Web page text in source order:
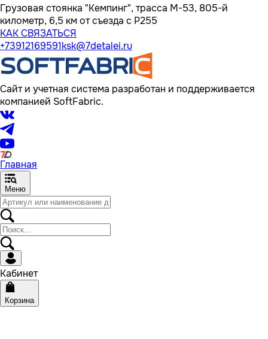
Грузовая стоянка "Кемпинг", трасса M-53, 805-й
километр, 6,5 км от съезда с Р255
КАК СВЯЗАТЬСЯ
+73912169591ksk@7detalei.ru
Сайт и учетная система разработан и поддерживается
компанией SoftFabric.
Главная
Меню
Кабинет
Корзина